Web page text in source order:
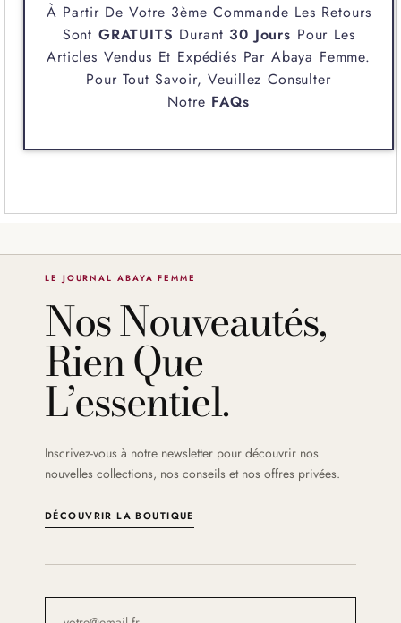
À Partir De Votre 3ème Commande Les Retours
Sont GRATUITS Durant 30 Jours Pour Les
Articles Vendus Et Expédiés Par Abaya Femme.
Pour Tout Savoir, Veuillez Consulter
Notre FAQs
LE JOURNAL ABAYA FEMME
Nos Nouveautés,
Rien Que
L’essentiel.
Inscrivez-vous à notre newsletter pour découvrir nos
nouvelles collections, nos conseils et nos offres privées.
DÉCOUVRIR LA BOUTIQUE